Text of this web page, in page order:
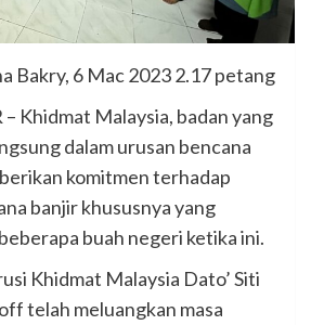
Bakry, 6 Mac 2023 2.17 petang
– Khidmat Malaysia, badan yang
dalam urusan bencana
komitmen terhadap
banjir khususnya yang
buah negeri ketika ini.
Khidmat Malaysia Dato’ Siti
telah meluangkan masa